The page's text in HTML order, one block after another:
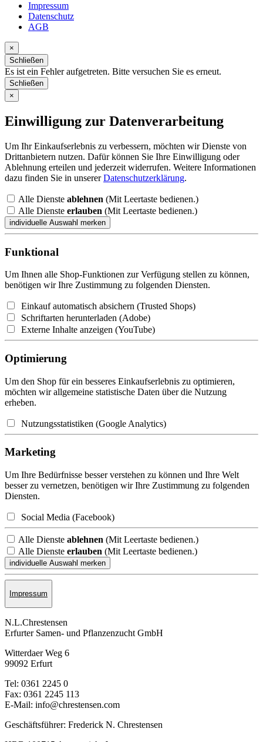
Impressum
Datenschutz
AGB
×
Schließen
Es ist ein Fehler aufgetreten. Bitte versuchen Sie es erneut.
Schließen
×
Einwilligung zur Datenverarbeitung
Um Ihr Einkaufserlebnis zu verbessern, möchten wir Dienste von
Drittanbietern nutzen. Dafür können Sie Ihre Einwilligung oder
Ablehnung erteilen und jederzeit widerrufen. Weitere Informationen
dazu finden Sie in unsererDatenschutzerklärung.
Alle Dienste ablehnen (Mit Leertaste bedienen.)
Alle Dienste erlauben (Mit Leertaste bedienen.)
Funktional
Um Ihnen alle Shop-Funktionen zur Verfügung stellen zu können,
benötigen wir Ihre Zustimmung zu folgenden Diensten.
Einkauf automatisch absichern (Trusted Shops)
Schriftarten herunterladen (Adobe)
Externe Inhalte anzeigen (YouTube)
Optimierung
Um den Shop für ein besseres Einkaufserlebnis zu optimieren,
möchten wir allgemeine statistische Daten über die Nutzung
erheben.
Nutzungsstatistiken (Google Analytics)
Marketing
Um Ihre Bedürfnisse besser verstehen zu können und Ihre Welt
besser zu vernetzen, benötigen wir Ihre Zustimmung zu folgenden
Diensten.
Social Media (Facebook)
Alle Dienste ablehnen (Mit Leertaste bedienen.)
Alle Dienste erlauben (Mit Leertaste bedienen.)
Impressum
N.L.Chrestensen
Erfurter Samen- und Pflanzen­zucht GmbH
Witterdaer Weg 6
99092 Erfurt
Tel: 0361 2245 0
Fax: 0361 2245 113
E-Mail: info@chrestensen.com
Geschäftsführer: Frederick N. Chrestensen